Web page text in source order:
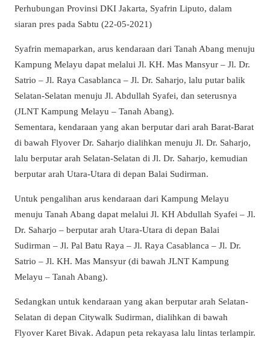
Perhubungan Provinsi DKI Jakarta, Syafrin Liputo, dalam
siaran pres pada Sabtu (22-05-2021)
Syafrin memaparkan, arus kendaraan dari Tanah Abang menuju
Kampung Melayu dapat melalui Jl. KH. Mas Mansyur – Jl. Dr.
Satrio – Jl. Raya Casablanca – Jl. Dr. Saharjo, lalu putar balik
Selatan-Selatan menuju Jl. Abdullah Syafei, dan seterusnya
(JLNT Kampung Melayu – Tanah Abang).
Sementara, kendaraan yang akan berputar dari arah Barat-Barat
di bawah Flyover Dr. Saharjo dialihkan menuju Jl. Dr. Saharjo,
lalu berputar arah Selatan-Selatan di Jl. Dr. Saharjo, kemudian
berputar arah Utara-Utara di depan Balai Sudirman.
Untuk pengalihan arus kendaraan dari Kampung Melayu
menuju Tanah Abang dapat melalui Jl. KH Abdullah Syafei – Jl.
Dr. Saharjo – berputar arah Utara-Utara di depan Balai
Sudirman – Jl. Pal Batu Raya – Jl. Raya Casablanca – Jl. Dr.
Satrio – Jl. KH. Mas Mansyur (di bawah JLNT Kampung
Melayu – Tanah Abang).
Sedangkan untuk kendaraan yang akan berputar arah Selatan-
Selatan di depan Citywalk Sudirman, dialihkan di bawah
Flyover Karet Bivak. Adapun peta rekayasa lalu lintas terlampir.